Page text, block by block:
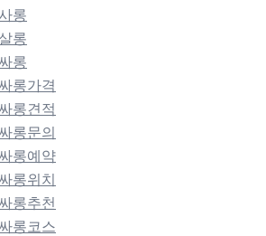
롱
롱
롱
롱가격
롱견적
롱문의
롱예약
롱위치
롱추천
롱코스